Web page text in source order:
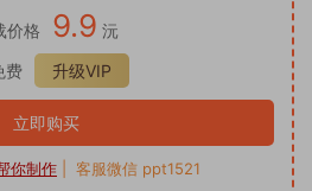
价格 9.9 沅
费
升级VIP
立即购买
你制作 | 客服微信 ppt1521